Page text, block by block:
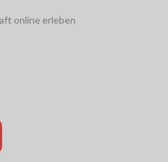
online erleben